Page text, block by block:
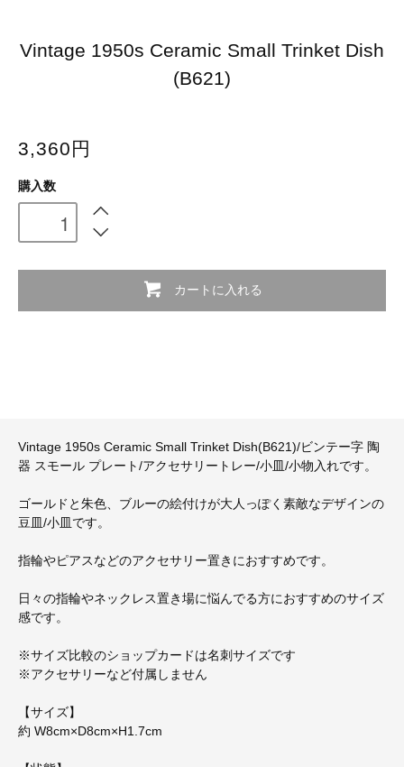
Vintage 1950s Ceramic Small Trinket Dish
(B621)
3,360円
購入数
カートに入れる
Vintage 1950s Ceramic Small Trinket Dish(B621)/ビンテー字 陶
器 スモール プレート/アクセサリートレー/小皿/小物入れです。
ゴールドと朱色、ブルーの絵付けが大人っぽく素敵なデザインの
豆皿/小皿です。
指輪やピアスなどのアクセサリー置きにおすすめです。
日々の指輪やネックレス置き場に悩んでる方におすすめのサイズ
感です。
※サイズ比較のショップカードは名刺サイズです
※アクセサリーなど付属しません
【サイズ】
約 W8cm×D8cm×H1.7cm